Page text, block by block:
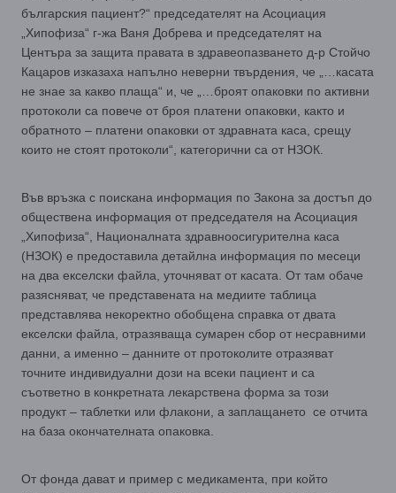
българския пациент?“ председателят на Асоциация
„Хипофиза“ г-жа Ваня Добрева и председателят на
Центъра за защита правата в здравеопазването д-р Стойчо
Кацаров изказаха напълно неверни твърдения, че „…касата
не знае за какво плаща“ и, че „…броят опаковки по активни
протоколи са повече от броя платени опаковки, както и
обратното – платени опаковки от здравната каса, срещу
които не стоят протоколи“, категорични са от НЗОК.
Във връзка с поискана информация по Закона за достъп до
обществена информация от председателя на Асоциация
„Хипофиза“, Националната здравноосигурителна каса
(НЗОК) е предоставила детайлна информация по месеци
на два екселски файла, уточняват от касата. От там обаче
разясняват, че представената на медиите таблица
представлява некоректно обобщена справка от двата
екселски файла, отразяваща сумарен сбор от несравними
данни, а именно – данните от протоколите отразяват
точните индивидуални дози на всеки пациент и са
съответно в конкретната лекарствена форма за този
продукт – таблетки или флакони, а заплащането се отчита
на база окончателната опаковка.
От фонда дават и пример с медикамента, при който